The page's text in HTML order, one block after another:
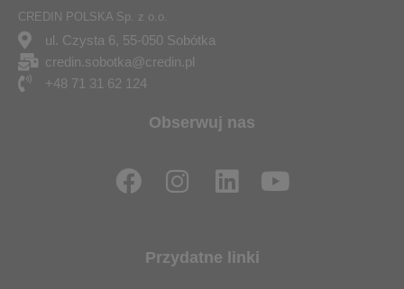
CREDIN POLSKA Sp. z o.o.
ul. Czysta 6, 55-050 Sobótka
credin.sobotka@credin.pl
+48 71 31 62 124
Obserwuj nas
F
a
I
n
t
L
i
k
Y
o
Przydatne linki